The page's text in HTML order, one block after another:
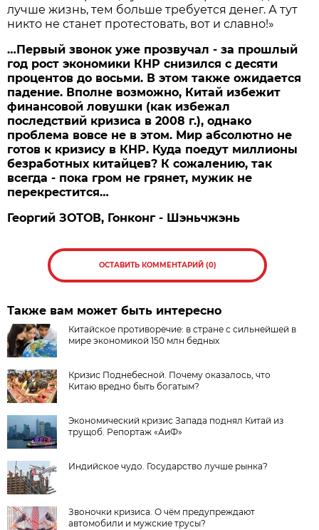
лучше жизнь, тем больше требуется денег. А тут
никто не станет протестовать, вот и славно!»
…Первый звонок уже прозвучал - за прошлый
год рост экономики КНР снизился с десяти
процентов до восьми. В этом также ожидается
падение. Вполне возможно, Китай избежит
финансовой ловушки (как избежал
последствий кризиса в 2008 г.), однако
проблема вовсе не в этом. Мир абсолютно не
готов к кризису в КНР. Куда поедут миллионы
безработных китайцев? К сожалению, так
всегда - пока гром не грянет, мужик не
перекрестится…
Георгий ЗОТОВ, Гонконг - Шэньчжэнь
ОСТАВИТЬ КОММЕНТАРИЙ (0)
Также вам может быть интересно
Китайское противоречие: в стране с сильнейшей в
мире экономикой 150 млн бедных
Кризис Поднебесной. Почему оказалось, что
Китаю вредно быть богатым?
Экономический кризис Запада поднял Китай из
трущоб. Репортаж «АиФ»
Индийское чудо. Государство лучше рынка?
Звоночки кризиса. О чём предупреждают
автомобили и мужские трусы?